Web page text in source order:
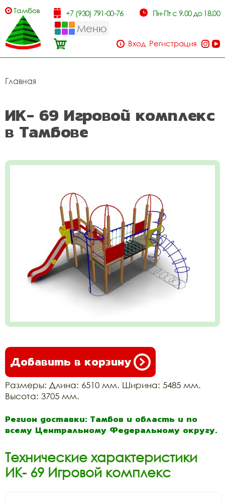
Тамбов +7 (930) 791-00-76 Пн-Пт с 9.00 до 18.00
Меню
Вход Регистрация
Главная
ИК- 69 Игровой комплекс
в Тамбове
Добавить в корзину
Размеры: Длина: 6510 мм. Ширина: 5485 мм.
Высота: 3705 мм.
Регион доставки: Тамбов и область и по
всему Центральному Федеральному округу.
Технические характеристики
ИК- 69 Игровой комплекс